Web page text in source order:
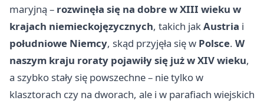
maryjną – rozwinęła się na dobre w XIII wieku w
krajach niemieckojęzycznych, takich jakAustria i
południowe Niemcy, skąd przyjęła się w Polsce. W
naszym kraju roraty pojawiły się już w XIV wieku,
a szybko stały się powszechne – nie tylko w
klasztorach czy na dworach, ale i w parafiach wiejskich